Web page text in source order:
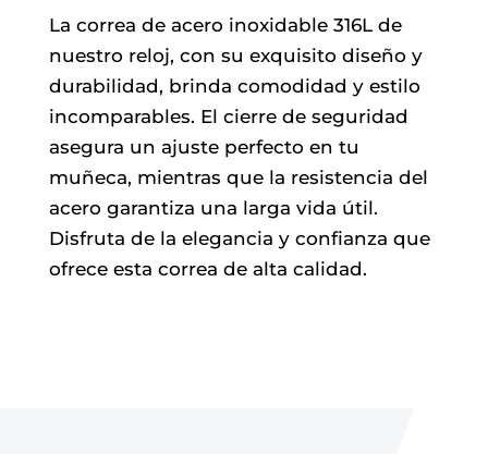
La correa de acero inoxidable 316L de
nuestro reloj, con su exquisito diseño y
durabilidad, brinda comodidad y estilo
incomparables. El cierre de seguridad
asegura un ajuste perfecto en tu
muñeca, mientras que la resistencia del
acero garantiza una larga vida útil.
Disfruta de la elegancia y confianza que
ofrece esta correa de alta calidad.